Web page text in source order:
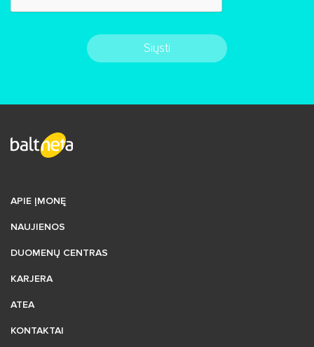
Siųsti
APIE ĮMONĘ
NAUJIENOS
DUOMENŲ CENTRAS
KARJERA
ATEA
KONTAKTAI